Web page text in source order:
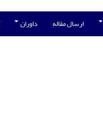
ارسال مقاله داوران